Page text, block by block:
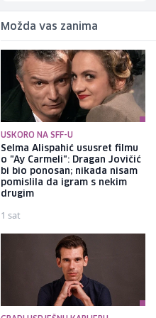
Možda vas zanima
USKORO NA SFF-U
Selma Alispahić ususret filmu
o "Ay Carmeli": Dragan Jovičić
bi bio ponosan; nikada nisam
pomislila da igram s nekim
drugim
1 sat